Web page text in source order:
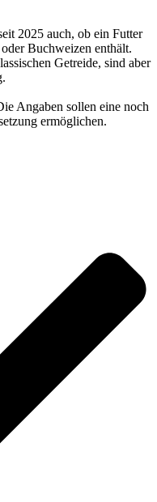
2025 auch, ob ein Futter
Buchweizen enthält.
Getreide, sind aber
Angaben sollen eine noch
ermöglichen.